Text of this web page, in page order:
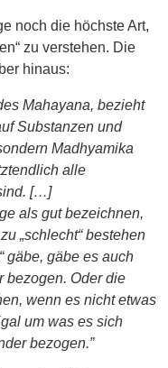
noch die höchste Art,
zu verstehen. Die
hinaus:
Mahayana, bezieht
Substanzen und
Madhyamika
alle
[…]
als gut bezeichnen,
„schlecht“ bestehen
gäbe, gäbe es auch
bezogen. Oder die
wenn es nicht etwas
um was es sich
bezogen.”